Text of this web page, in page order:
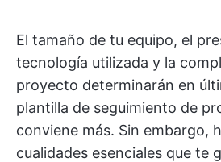
El tamaño de tu equipo, el
tecnología utilizada y la
proyecto determinarán en
plantilla de seguimiento de
conviene más. Sin embargo,
cualidades esenciales que te